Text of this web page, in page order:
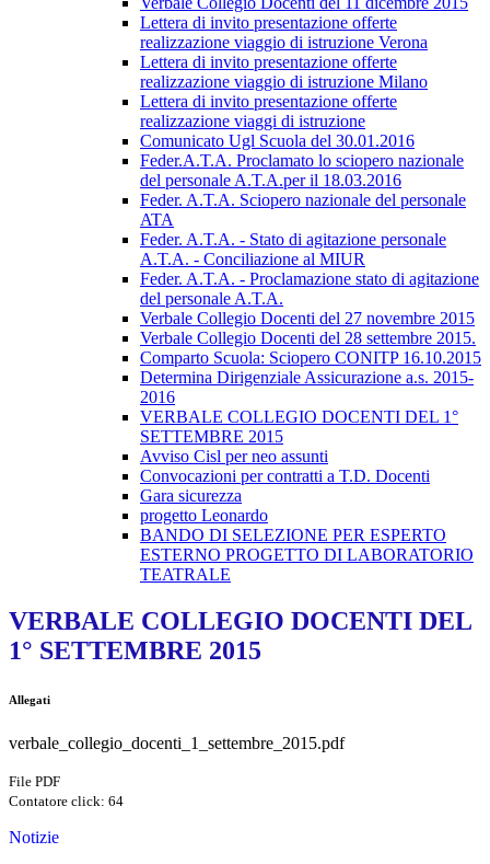
Lettera di invito presentazione offerte
realizzazione viaggio di istruzione Verona
Lettera di invito presentazione offerte
realizzazione viaggio di istruzione Milano
Lettera di invito presentazione offerte
realizzazione viaggi di istruzione
Comunicato Ugl Scuola del 30.01.2016
Feder.A.T.A. Proclamato lo sciopero nazionale
del personale A.T.A.per il 18.03.2016
Feder. A.T.A. Sciopero nazionale del personale
ATA
Feder. A.T.A. - Stato di agitazione personale
A.T.A. - Conciliazione al MIUR
Feder. A.T.A. - Proclamazione stato di agitazione
del personale A.T.A.
Verbale Collegio Docenti del 27 novembre 2015
Verbale Collegio Docenti del 28 settembre 2015.
Comparto Scuola: Sciopero CONITP 16.10.2015
Determina Dirigenziale Assicurazione a.s. 2015-
2016
VERBALE COLLEGIO DOCENTI DEL 1°
SETTEMBRE 2015
Avviso Cisl per neo assunti
Convocazioni per contratti a T.D. Docenti
Gara sicurezza
progetto Leonardo
BANDO DI SELEZIONE PER ESPERTO
ESTERNO PROGETTO DI LABORATORIO
TEATRALE
VERBALE COLLEGIO DOCENTI DEL
1° SETTEMBRE 2015
Allegati
verbale_collegio_docenti_1_settembre_2015.pdf
File PDF
Contatore click: 64
Notizie